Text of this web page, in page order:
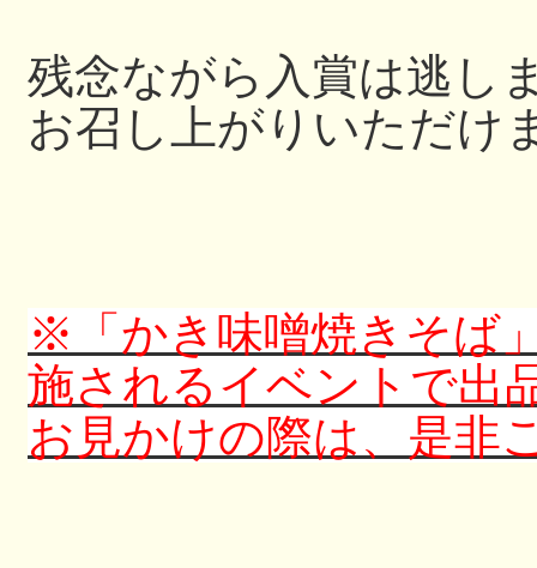
残念ながら入賞は逃し
お召し上がりいただけ
※「かき味噌焼きそば
施されるイベントで出
お見かけの際は、是非